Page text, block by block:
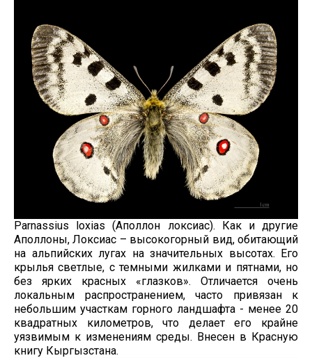
Parnassius loxias (Аполлон локсиас). Как и другие
Аполлоны, Локсиас – высокогорный вид, обитающий
на альпийских лугах на значительных высотах. Его
крылья светлые, с темными жилками и пятнами, но
без ярких красных «глазков». Отличается очень
локальным распространением, часто привязан к
небольшим участкам горного ландшафта - менее 20
квадратных километров, что делает его крайне
уязвимым к изменениям среды. Внесен в Красную
книгу Кыргызстана.